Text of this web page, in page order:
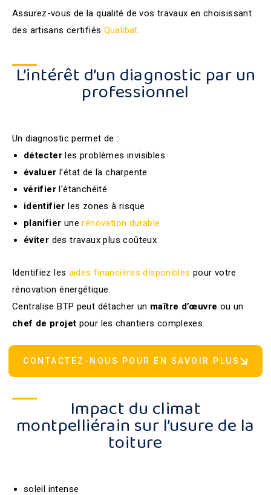
Assurez-vous de la qualité de vos travaux en choisissant
des artisans certifiés Qualibat
L’intérêt d’un diagnostic par un
professionnel
Un diagnostic permet de :
détecterles problèmes invisibles
évaluer l’état de la charpente
vérifierl’étanchéité
identifier les zones à risque
planifier unerénovation durable
éviter des travaux plus coûteux
Identifiez les aides financières disponibles pour votre
rénovation énergétique.
Centralise BTP peut détacher un maître d’œuvre ou un
chef de projet pour les chantiers complexes.
CONTACTEZ-NOUS POUR EN SAVOIR PLUS
Impact du climat
montpelliérain sur l’usure de la
toiture
soleil intense